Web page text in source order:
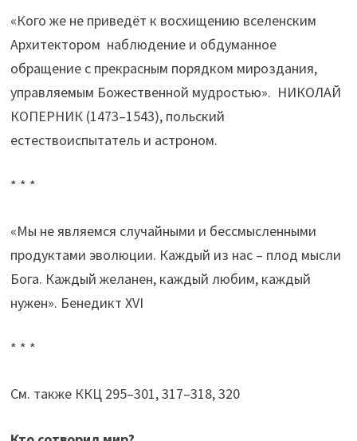
«Кого же не приведёт к восхищению вселенским
Архитектором наблюдение и обдуманное
обращение с прекрасным порядком мироздания,
управляемым Божественной мудростью». НИКОЛАЙ
КОПЕРНИК (1473–1543), польский
естествоиспытатель и астроном.
* * *
«Мы не являемся случайными и бессмысленными
продуктами эволюции. Каждый из нас – плод мысли
Бога. Каждый желанен, каждый любим, каждый
нужен». Бенедикт XVI
* * *
См. также ККЦ 295–301, 317–318, 320